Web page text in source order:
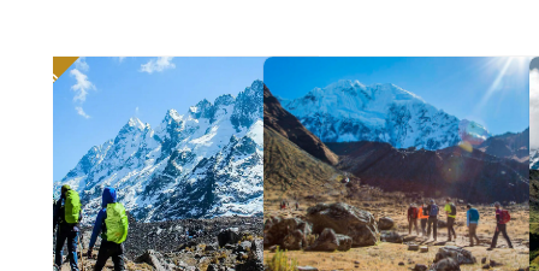
Premium